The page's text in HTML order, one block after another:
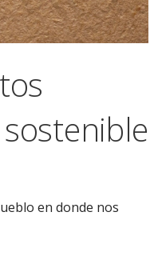
en donde nos